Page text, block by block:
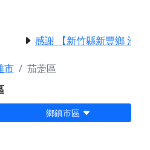
感謝 【新竹縣新豐鄉 池
市
茄萣區
鄉鎮市區